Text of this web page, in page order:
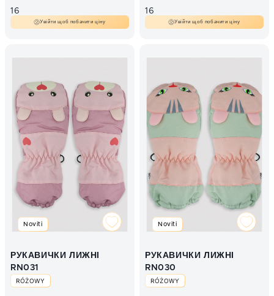
16
Увійти щоб побачити ціну
16
Увійти щоб побачити ціну
Noviti
РУКАВИЧКИ ЛИЖНІ
RN031
RÓŻOWY
Noviti
РУКАВИЧКИ ЛИЖНІ
RN030
RÓŻOWY